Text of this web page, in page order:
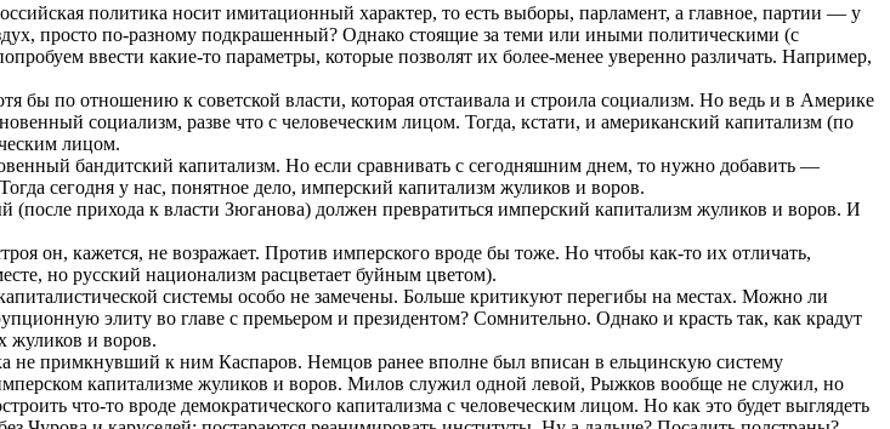
политика носит имитационный характер, то есть выборы, парламент, а главное, партии — у
просто по-разному подкрашенный? Однако стоящие за теми или иными политическими (с
ввести какие-то параметры, которые позволят их более-менее уверенно различать. Например,
по отношению к советской власти, которая отстаивала и строила социализм. Но ведь и в Америке
социализм, разве что с человеческим лицом. Тогда, кстати, и американский капитализм (по
лицом.
бандитский капитализм. Но если сравнивать с сегодняшним днем, то нужно добавить —
сегодня у нас, понятное дело, имперский капитализм жуликов и воров.
прихода к власти Зюганова) должен превратиться имперский капитализм жуликов и воров. И
он, кажется, не возражает. Против имперского вроде бы тоже. Но чтобы как-то их отличать,
но русский национализм расцветает буйным цветом).
системы особо не замечены. Больше критикуют перегибы на местах. Можно ли
элиту во главе с премьером и президентом? Сомнительно. Однако и красть так, как крадут
жуликов и воров.
примкнувший к ним Каспаров. Немцов ранее вполне был вписан в ельцинскую систему
капитализме жуликов и воров. Милов служил одной левой, Рыжков вообще не служил, но
что-то вроде демократического капитализма с человеческим лицом. Но как это будет выглядеть